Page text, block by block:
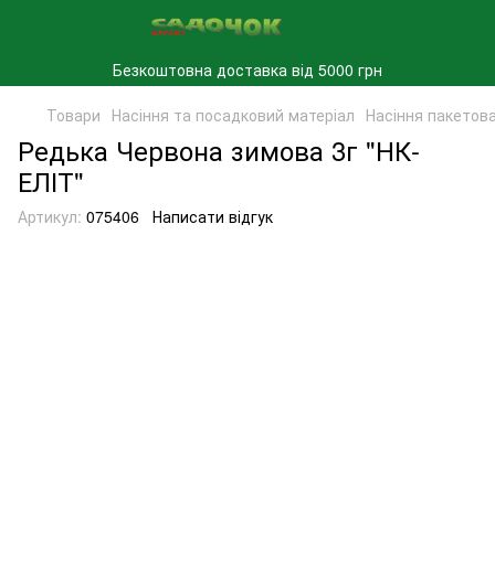
Безкоштовна доставка від 5000 грн
Товари Насіння та посадковий матеріал Насіння
Редька Червона зимова 3г "НК-
ЕЛІТ"
Артикул: 075406 Написати відгук